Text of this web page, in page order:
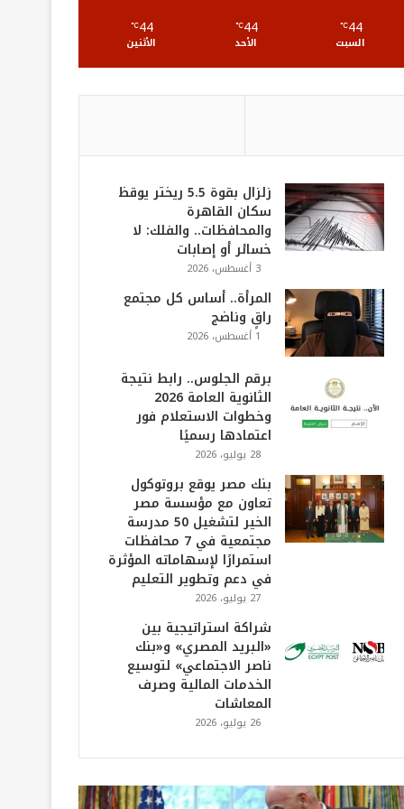
44
℃
السبت
44
℃
الأحد
44
℃
الأثنين
زلزال بقوة 5.5 ريختر يوقظ
سكان القاهرة
والمحافظات.. والفلك: لا
خسائر أو إصابات
3 أغسطس، 2026
المرأة.. أساس كل مجتمع
راقٍ وناضج
1 أغسطس، 2026
برقم الجلوس.. رابط نتيجة
الثانوية العامة 2026
وخطوات الاستعلام فور
اعتمادها رسميًا
28 يوليو، 2026
بنك مصر يوقع بروتوكول
تعاون مع مؤسسة مصر
الخير لتشغيل 50 مدرسة
مجتمعية في 7 محافظات
استمرارًا لإسهاماته المؤثرة
في دعم وتطوير التعليم
27 يوليو، 2026
شراكة استراتيجية بين
«البريد المصري» و«بنك
ناصر الاجتماعي» لتوسيع
الخدمات المالية وصرف
المعاشات
26 يوليو، 2026